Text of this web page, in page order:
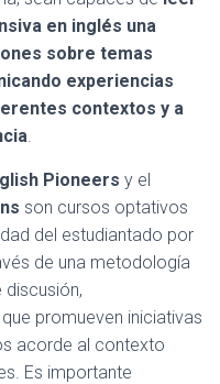
en inglés una
sobre temas
experiencias
contextos y a
Pioneers y el
son cursos optativos
del estudiantado por
de una metodología
promueven iniciativas
acorde al contexto
Es importante